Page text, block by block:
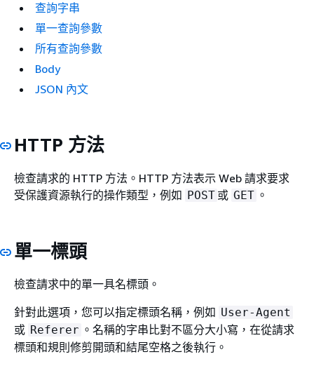
查詢字串
單一查詢參數
所有查詢參數
Body
JSON 內文
HTTP 方法
檢查請求的 HTTP 方法。HTTP 方法表示 Web 請求要求
受保護資源執行的操作類型，例如 POST 或 GET 。
單一標頭
檢查請求中的單一具名標頭。
針對此選項，您可以指定標頭名稱，例如 User-Agent
或 Referer 。名稱的字串比對不區分大小寫，在從請求
標頭和規則修剪開頭和結尾空格之後執行。